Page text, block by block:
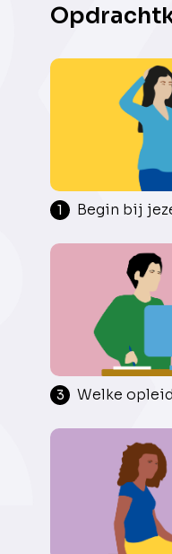
1 Begin bij
3 Welke